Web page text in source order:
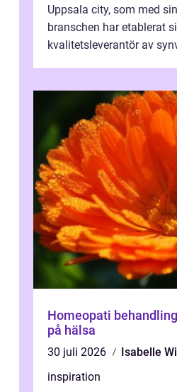
Uppsala city, som med
branschen har etablerat
kvalitetsleverantör av
Homeopati behandling en helhetssyn
på hälsa
30 juli 2026
Isabelle
inspiration